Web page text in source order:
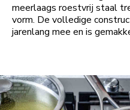
meerlaags roestvrij staal
vorm. De volledige
jarenlang mee en is